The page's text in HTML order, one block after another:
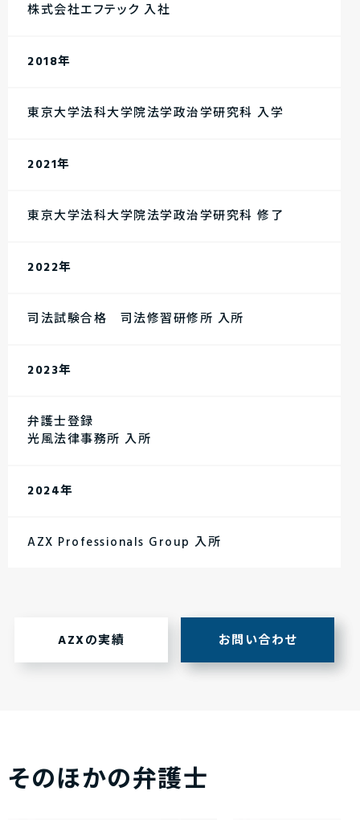
株式会社エフテック 入社
2018年
東京大学法科大学院法学政治学研究科 入学
2021年
東京大学法科大学院法学政治学研究科 修了
2022年
司法試験合格 司法修習研修所 入所
2023年
弁護士登録
光風法律事務所 入所
2024年
AZX Professionals Group 入所
AZXの実績 お問い合わせ
そのほかの弁護士